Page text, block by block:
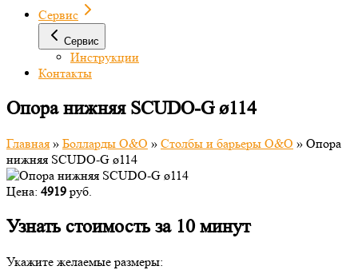
Сервис
Сервис
Инструкции
Контакты
Опора нижняя SCUDO-G ø114
Главная » Болларды O&O » Столбы и барьеры O&O » Опора
нижняя SCUDO-G ø114
Цена: 4919 руб.
Узнать стоимость за 10 минут
Укажите желаемые размеры: